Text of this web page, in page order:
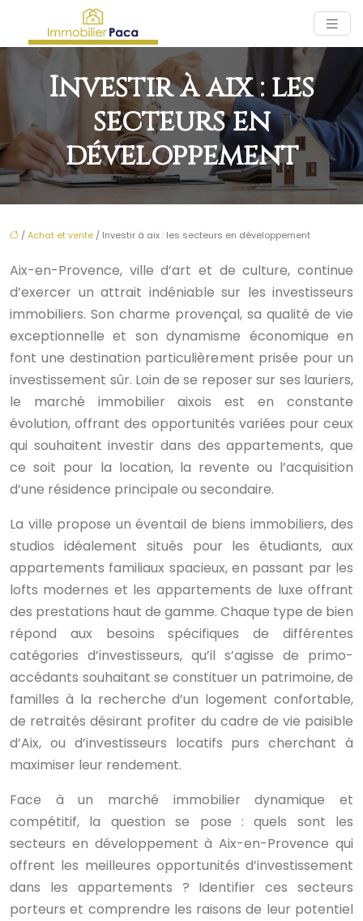
Investir à aix : les
secteurs en
développement
/Achat et vente / Investir à aix : les secteurs en développement
Aix-en-Provence, ville d’art et de culture, continue
d’exercer un attrait indéniable sur les investisseurs
immobiliers. Son charme provençal, sa qualité de vie
exceptionnelle et son dynamisme économique en
font une destination particulièrement prisée pour un
investissement sûr. Loin de se reposer sur ses lauriers,
le marché immobilier aixois est en constante
évolution, offrant des opportunités variées pour ceux
qui souhaitent investir dans des appartements, que
ce soit pour la location, la revente ou l’acquisition
d’une résidence principale ou secondaire.
La ville propose un éventail de biens immobiliers, des
studios idéalement situés pour les étudiants, aux
appartements familiaux spacieux, en passant par les
lofts modernes et les appartements de luxe offrant
des prestations haut de gamme. Chaque type de bien
répond aux besoins spécifiques de différentes
catégories d’investisseurs, qu’il s’agisse de primo-
accédants souhaitant se constituer un patrimoine, de
familles à la recherche d’un logement confortable,
de retraités désirant profiter du cadre de vie paisible
d’Aix, ou d’investisseurs locatifs purs cherchant à
maximiser leur rendement.
Face à un marché immobilier dynamique et
compétitif, la question se pose : quels sont les
secteurs en développement à Aix-en-Provence qui
offrent les meilleures opportunités d’investissement
dans les appartements ? Identifier ces secteurs
porteurs et comprendre les raisons de leur potentiel